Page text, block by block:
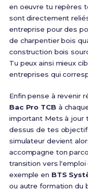
en oeuvre tu repères
sont directement
entreprise pour des
de charpentier bois
construction bois
Tu peux ainsi mieux
entreprises qui
Enfin pense à revenir
Bac Pro TCB à
important Mets à jour
dessus de tes
simulateur devient
accompagne ton
transition vers
exemple en BTS
ou autre formation du